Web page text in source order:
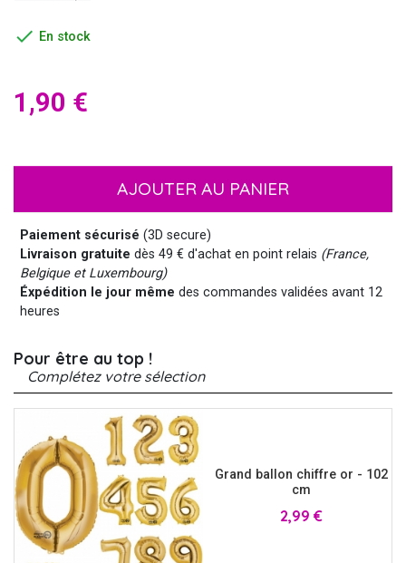
 En stock
1,90 €
AJOUTER AU PANIER
Paiement sécurisé (3D secure)
Livraison gratuite dès 49 € d'achat en point relais (France,
Belgique et Luxembourg)
Éxpédition le jour même des commandes validées avant 12
heures
Pour être au top !
Complétez votre sélection
Grand ballon chiffre or - 102
cm
Prix
2,99 €